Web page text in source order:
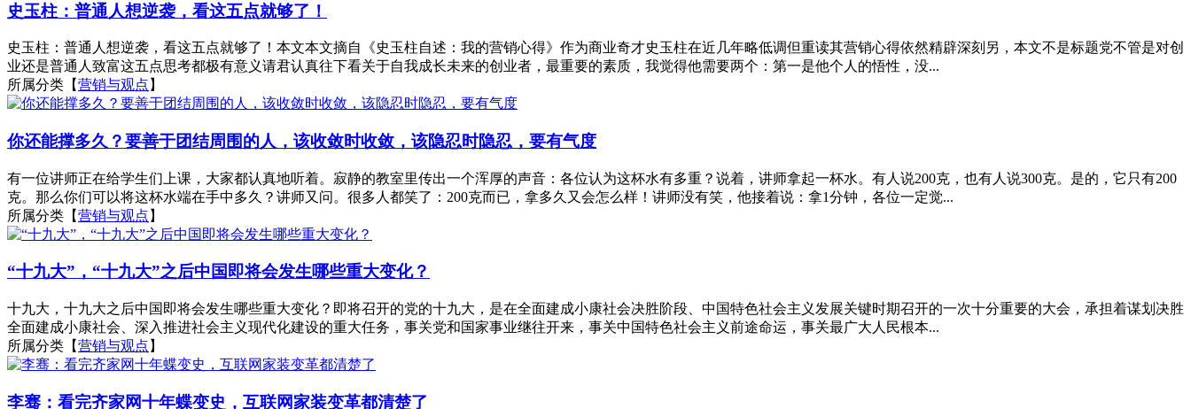
史玉柱：普通人想逆袭，看这五点就够了！
史玉柱：普通人想逆袭，看这五点就够了！本文本文摘自《史玉柱自述：我的营销心得》作为商业奇才史玉柱在近几年略低调但重读其营销心得依然精辟深刻另，本文不是标题党不管是对创
业还是普通人致富这五点思考都极有意义请君认真往下看关于自我成长未来的创业者，最重要的素质，我觉得他需要两个：第一是他个人的悟性，没...
所属分类【营销与观点 】
你还能撑多久？要善于团结周围的人，该收敛时收敛，该隐忍时隐忍，要有气度
有一位讲师正在给学生们上课，大家都认真地听着。寂静的教室里传出一个浑厚的声音：各位认为这杯水有多重？说着，讲师拿起一杯水。有人说200克，也有人说300克。是的，它只有200
克。那么你们可以将这杯水端在手中多久？讲师又问。很多人都笑了：200克而已，拿多久又会怎么样！讲师没有笑，他接着说：拿1分钟，各位一定觉...
所属分类【营销与观点 】
“十九大”，“十九大”之后中国即将会发生哪些重大变化？
十九大，十九大之后中国即将会发生哪些重大变化？即将召开的党的十九大，是在全面建成小康社会决胜阶段、中国特色社会主义发展关键时期召开的一次十分重要的大会，承担着谋划决胜
全面建成小康社会、深入推进社会主义现代化建设的重大任务，事关党和国家事业继往开来，事关中国特色社会主义前途命运，事关最广大人民根本...
所属分类【营销与观点 】
李骞：看完齐家网十年蝶变史，互联网家装变革都清楚了